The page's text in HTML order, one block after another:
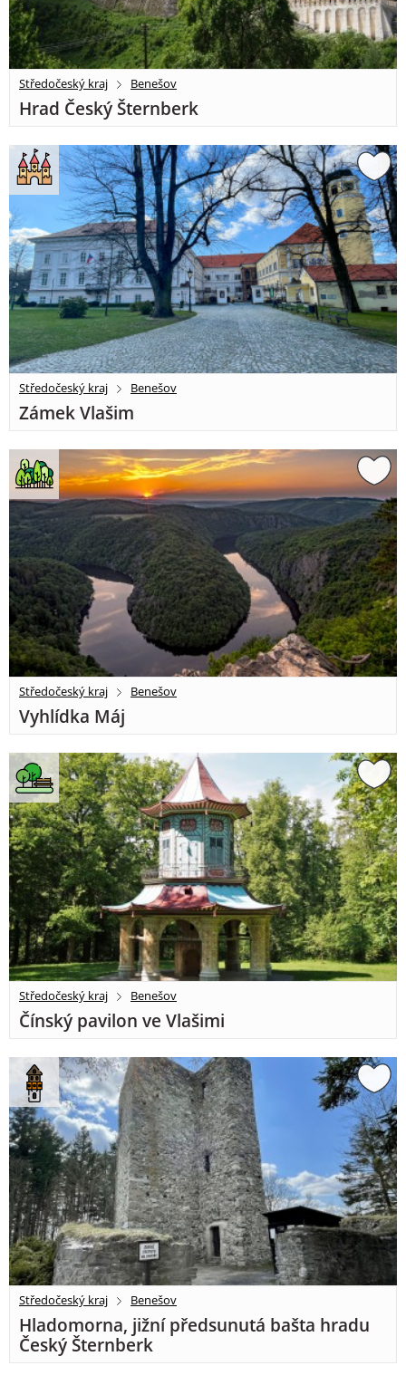
Středočeský kraj Benešov
Hrad Český Šternberk
Středočeský kraj Benešov
Zámek Vlašim
Středočeský kraj Benešov
Vyhlídka Máj
Středočeský kraj Benešov
Čínský pavilon ve Vlašimi
Středočeský kraj Benešov
Hladomorna, jižní předsunutá bašta hradu
Český Šternberk